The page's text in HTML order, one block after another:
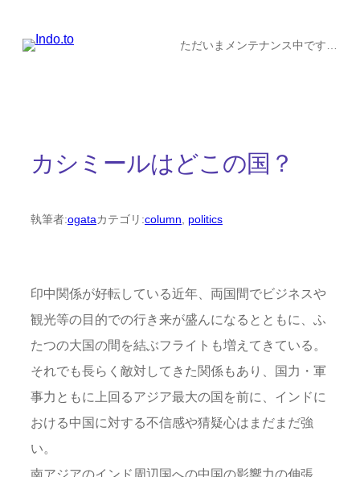
ただいまメンテナンス中です…
カシミールはどこの国？
執筆者:ogataカテゴリ:column, politics
印中関係が好転している近年、両国間でビジネスや
観光等の目的での行き来が盛んになるとともに、ふ
たつの大国の間を結ぶフライトも増えてきている。
それでも長らく敵対してきた関係もあり、国力・軍
事力ともに上回るアジア最大の国を前に、インドに
おける中国に対する不信感や猜疑心はまだまだ強
い。
南アジアのインド周辺国への中国の影響力の伸張、